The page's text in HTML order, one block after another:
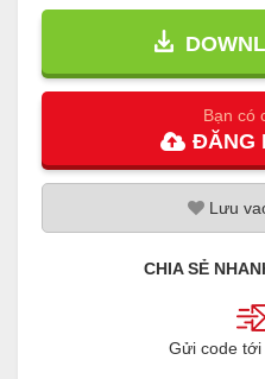
Bạn có
ĐĂNG
Lưu
CHIA SẺ
Gửi code